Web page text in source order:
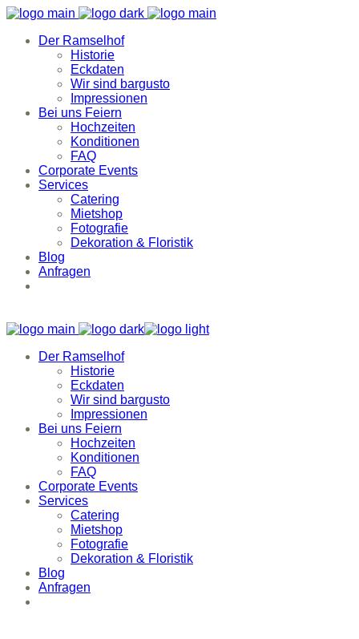
Der Ramselhof
Historie
Eckdaten
Wir sind bargusto
Impressionen
Bei uns Feiern
Hochzeiten
Konditionen
FAQ
Corporate Events
Services
Catering
Mietshop
Fotografie
Dekoration & Floristik
Blog
Anfragen
Der Ramselhof
Historie
Eckdaten
Wir sind bargusto
Impressionen
Bei uns Feiern
Hochzeiten
Konditionen
FAQ
Corporate Events
Services
Catering
Mietshop
Fotografie
Dekoration & Floristik
Blog
Anfragen